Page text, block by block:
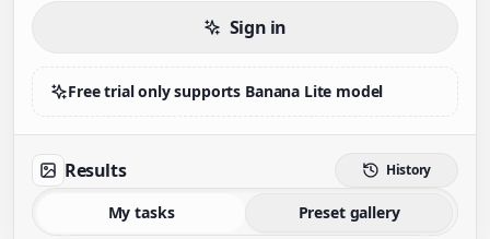
Sign in
Free trial only supports Banana Lite model
Results History
My tasks Preset gallery